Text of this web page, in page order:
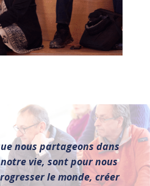
nous partageons dans
vie, sont pour nous
le monde, créer